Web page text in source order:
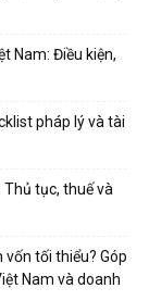
Nam: Điều kiện,
pháp lý và tài
Thủ tục, thuế và
tối thiểu? Góp
Nam và doanh